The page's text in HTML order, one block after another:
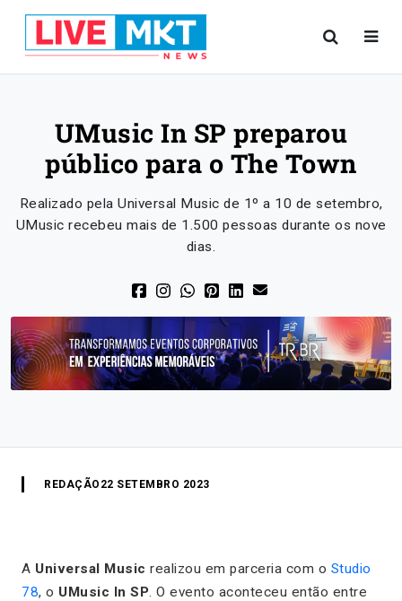
UMusic In SP preparou
público para o The Town
Realizado pela Universal Music de 1º a 10 de setembro,
UMusic recebeu mais de 1.500 pessoas durante os nove
dias.
REDAÇÃO 22 SETEMBRO 2023
A Universal Music realizou em parceria com o Studio
78, o UMusic In SP. O evento aconteceu então entre